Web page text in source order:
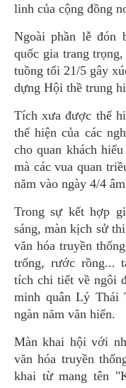
linh của cộng đồng
Ngoài phần lễ đón
quốc gia trang
tuồng tối 21/5 gây
dựng Hội thề trung
Tích xưa được thể
thể hiện của các
cho quan khách
mà các vua quan
năm vào ngày 4/4
Trong sự kết hợp
sáng, màn kịch sử
văn hóa truyền
trống, rước rồng...
tích chi tiết về ngôi
minh quân Lý Thái
ngàn năm văn hiến.
Màn khai hội với
văn hóa truyền
khai từ mang tên